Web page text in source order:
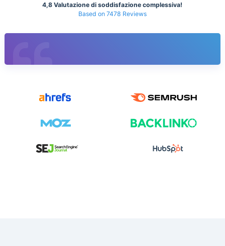
4,8 Valutazione di soddisfazione complessiva!
Based on 7478 Reviews